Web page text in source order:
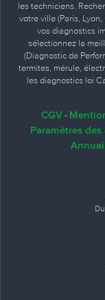
les techniciens.
votre ville (Paris,
vos diagnostics
sélectionnez la
(Diagnostic de
termites, mérule,
les diagnostics loi
CGV -
Paramètres